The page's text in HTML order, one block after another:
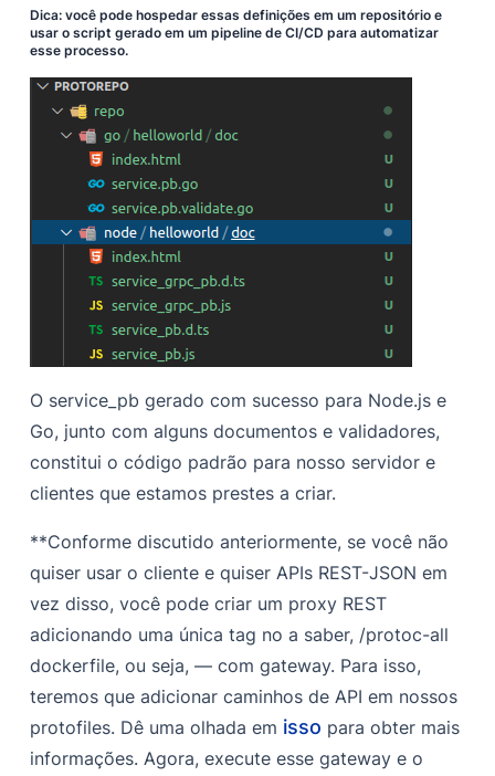
Dica: você pode hospedar essas definições em um repositório e
usar o script gerado em um pipeline de CI/CD para automatizar
esse processo.
O service_pb gerado com sucesso para Node.js e
Go, junto com alguns documentos e validadores,
constitui o código padrão para nosso servidor e
clientes que estamos prestes a criar.
**Conforme discutido anteriormente, se você não
quiser usar o cliente e quiser APIs REST-JSON em
vez disso, você pode criar um proxy REST
adicionando uma única tag noa saber, /protoc-all
dockerfile, ou seja, — com gateway. Para isso,
teremos que adicionar caminhos de API em nossos
protofiles. Dê uma olhada em isso para obter mais
informações. Agora, execute esse gateway e o